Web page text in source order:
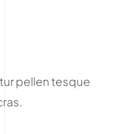
pellen tesque